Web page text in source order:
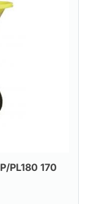
PL180 170